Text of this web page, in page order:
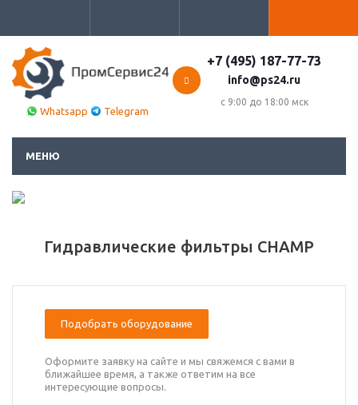
Whatsapp Telegram
+7 (495) 187-77-73
info@ps24.ru
с 9:00 до 18:00 мск
МЕНЮ
Гидравлические фильтры CHAMP
Подобрать оборудование
Оформите заявку на сайте и мы свяжемся с вами в
ближайшее время, а также ответим на все
интересующие вопросы.